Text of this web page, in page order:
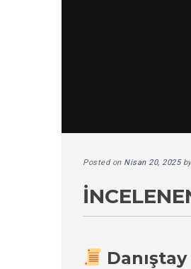
Posted on Nisan 20, 2025